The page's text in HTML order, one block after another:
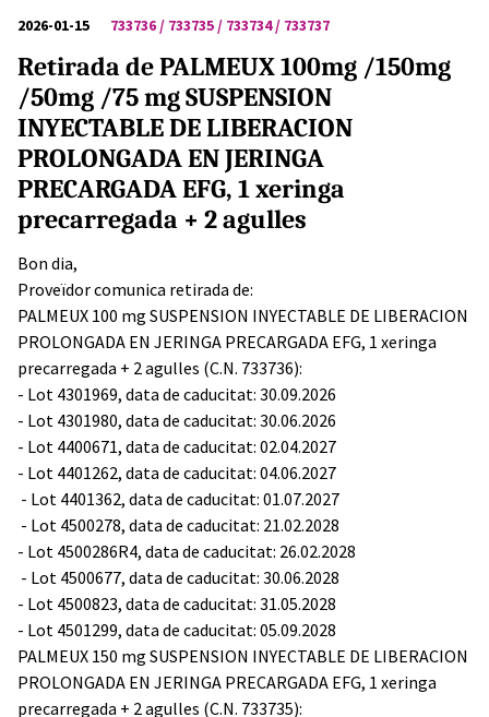
2026-01-15 733736 / 733735 / 733734 / 733737
Retirada de PALMEUX 100mg /150mg
/50mg /75 mg SUSPENSION
INYECTABLE DE LIBERACION
PROLONGADA EN JERINGA
PRECARGADA EFG, 1 xeringa
precarregada + 2 agulles
Bon dia,
Proveïdor comunica retirada de:
PALMEUX 100 mg SUSPENSION INYECTABLE DE LIBERACION
PROLONGADA EN JERINGA PRECARGADA EFG, 1 xeringa
precarregada + 2 agulles (C.N. 733736):
- Lot 4301969, data de caducitat: 30.09.2026
- Lot 4301980, data de caducitat: 30.06.2026
- Lot 4400671, data de caducitat: 02.04.2027
- Lot 4401262, data de caducitat: 04.06.2027
- Lot 4401362, data de caducitat: 01.07.2027
- Lot 4500278, data de caducitat: 21.02.2028
- Lot 4500286R4, data de caducitat: 26.02.2028
- Lot 4500677, data de caducitat: 30.06.2028
- Lot 4500823, data de caducitat: 31.05.2028
- Lot 4501299, data de caducitat: 05.09.2028
PALMEUX 150 mg SUSPENSION INYECTABLE DE LIBERACION
PROLONGADA EN JERINGA PRECARGADA EFG, 1 xeringa
precarregada + 2 agulles (C.N. 733735):